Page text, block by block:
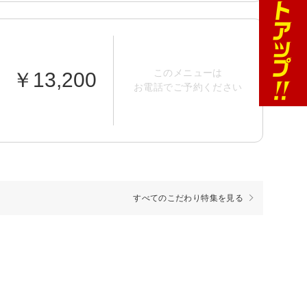
￥13,200
このメニューは
お電話でご予約ください
すべてのこだわり特集を見る